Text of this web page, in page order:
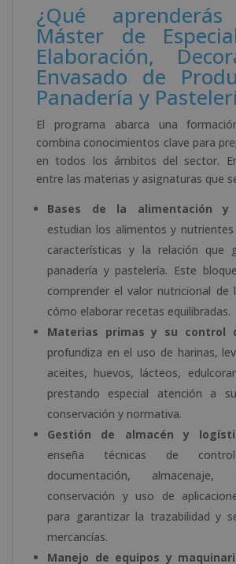
¿Qué
Máster de
Elaboración,
Envasado de
Panadería y
El programa abarca una
combina conocimientos clave para
en todos los ámbitos del sector.
entre las materias y asignaturas que
Bases de la alimentación y
estudian los alimentos y nutrientes
características y la relación que
panadería y pastelería. Este
comprender el valor nutricional de
cómo elaborar recetas equilibradas.
Materias primas y su control
profundiza en el uso de harinas,
aceites, huevos, lácteos,
prestando especial atención a
conservación y normativa.
Gestión de almacén y
enseña técnicas de
documentación,
conservación y uso de
para garantizar la trazabilidad y
mercancías.
Manejo de equipos y